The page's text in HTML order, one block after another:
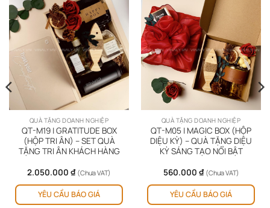
QUÀ TẶNG DOANH NGHIỆP
QT-M19 | GRATITUDE BOX
(HỘP TRI ÂN) – SET QUÀ
TẶNG TRI ÂN KHÁCH HÀNG
2.050.000 ₫ (Chưa VAT)
YÊU CẦU BÁO GIÁ
QUÀ TẶNG DOANH NGHIỆP
QT-M05 | MAGIC BOX (HỘP
DIỆU KỲ) – QUÀ TẶNG DIỆU
KỲ SÁNG TẠO NỔI BẬT
560.000 ₫ (Chưa VAT)
YÊU CẦU BÁO GIÁ